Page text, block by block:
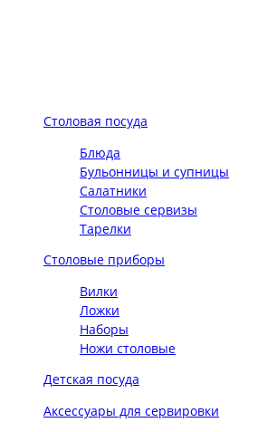
Столовая посуда
Блюда
Бульонницы и супницы
Салатники
Столовые сервизы
Тарелки
Столовые приборы
Вилки
Ложки
Наборы
Ножи столовые
Детская посуда
Аксессуары для сервировки